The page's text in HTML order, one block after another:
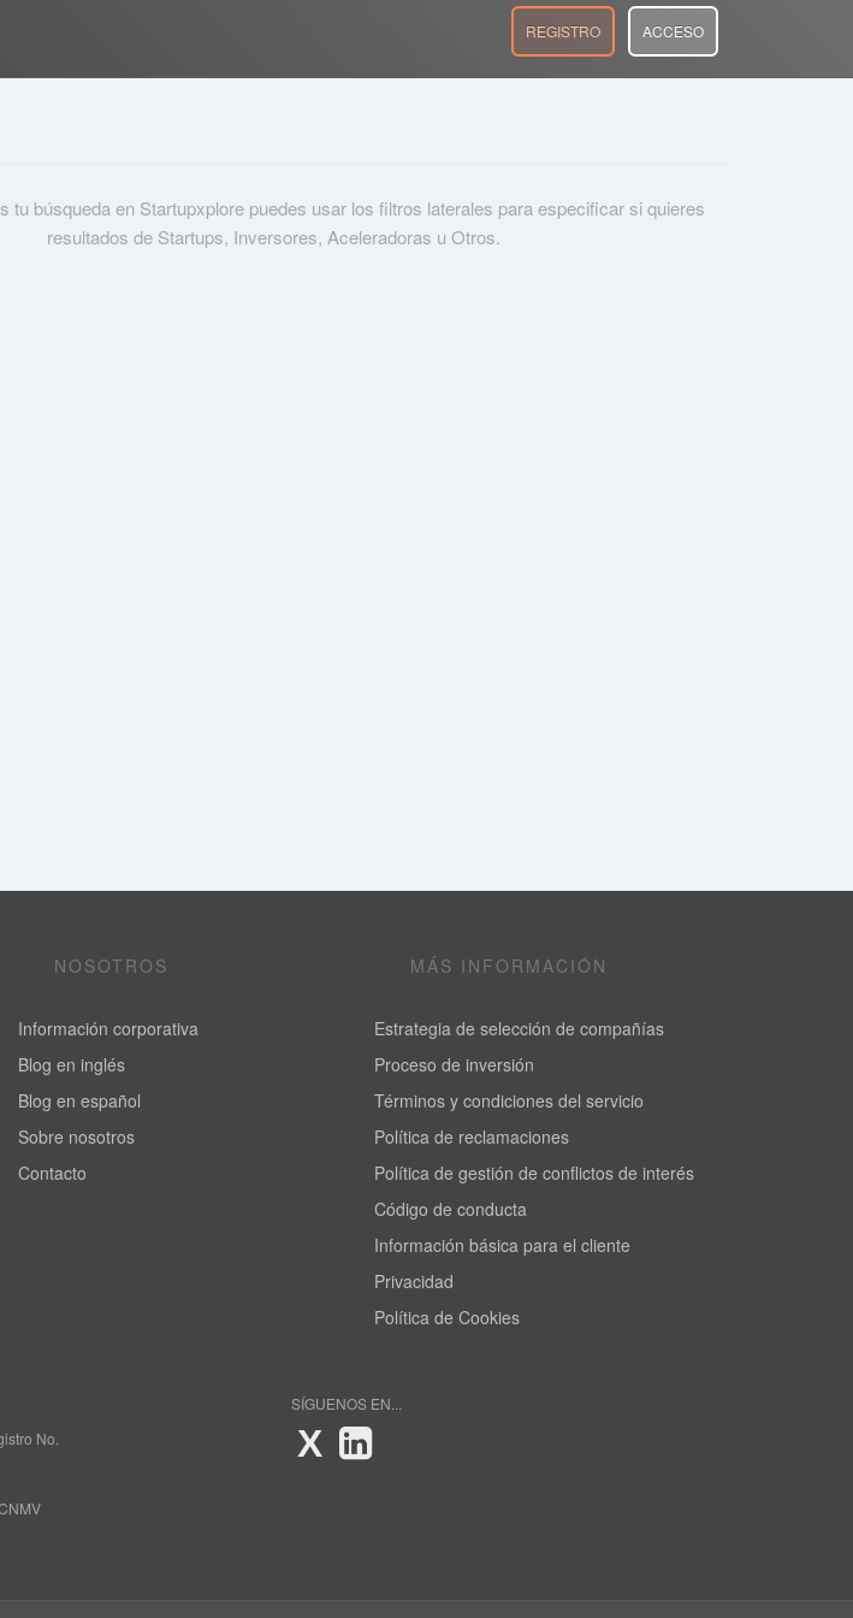
REGISTRO ACCESO
tu búsqueda en Startupxplore puedes usar los filtros laterales para especificar si quieres
resultados de Startups, Inversores, Aceleradoras u Otros.
NOSOTROS
Información corporativa
Blog en inglés
Blog en español
Sobre nosotros
Contacto
MÁS INFORMACIÓN
Estrategia de selección de compañías
Proceso de inversión
Términos y condiciones del servicio
Política de reclamaciones
Política de gestión de conflictos de interés
Código de conducta
Información básica para el cliente
Privacidad
Política de Cookies
No.
SÍGUENOS EN...
X